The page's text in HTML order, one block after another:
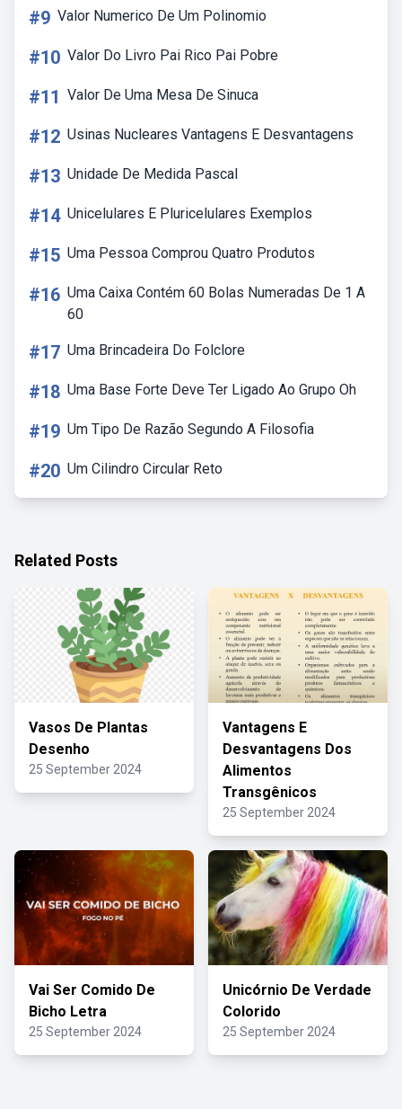
#9 Valor Numerico De Um Polinomio
#10 Valor Do Livro Pai Rico Pai Pobre
#11 Valor De Uma Mesa De Sinuca
#12 Usinas Nucleares Vantagens E Desvantagens
#13 Unidade De Medida Pascal
#14 Unicelulares E Pluricelulares Exemplos
#15 Uma Pessoa Comprou Quatro Produtos
#16 Uma Caixa Contém 60 Bolas Numeradas De 1 A
60
#17 Uma Brincadeira Do Folclore
#18 Uma Base Forte Deve Ter Ligado Ao Grupo Oh
#19 Um Tipo De Razão Segundo A Filosofia
#20 Um Cilindro Circular Reto
Related Posts
Vasos De Plantas
Desenho
25 September 2024
Vantagens E
Desvantagens Dos
Alimentos
Transgênicos
25 September 2024
Vai Ser Comido De
Bicho Letra
25 September 2024
Unicórnio De Verdade
Colorido
25 September 2024